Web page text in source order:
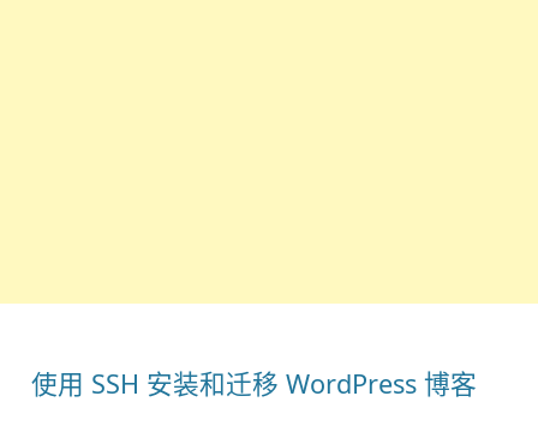
使用 SSH 安装和迁移 WordPress 博客